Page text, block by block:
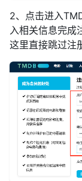
2、点击进入
入相关信息完成
这里直接跳过注